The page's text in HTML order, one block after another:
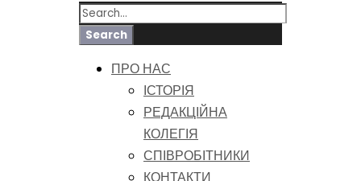
ПРО НАС
ІСТОРІЯ
РЕДАКЦІЙНА
КОЛЕГІЯ
СПІВРОБІТНИКИ